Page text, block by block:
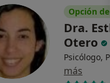
Opción
Dra.
Otero
Psicólogo,
más